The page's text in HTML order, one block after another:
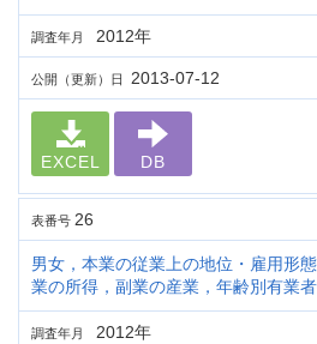
調査年月 2012年
公開（更新）日 2013-07-12
EXCEL DB
表番号 26
男女，本業の従業上の地位・雇用形
業の所得，副業の産業，年齢別有業
調査年月 2012年